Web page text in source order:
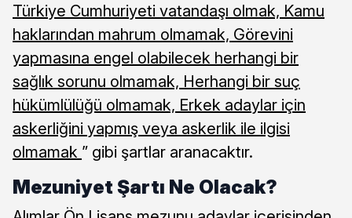
Türkiye Cumhuriyeti vatandaşı olmak, Kamu
haklarından mahrum olmamak, Görevini
yapmasına engel olabilecek herhangi bir
sağlık sorunu olmamak, Herhangi bir suç
hükümlülüğü olmamak, Erkek adaylar için
askerliğini yapmış veya askerlik ile ilgisi
olmamak ” gibi şartlar aranacaktır.
Mezuniyet Şartı Ne Olacak?